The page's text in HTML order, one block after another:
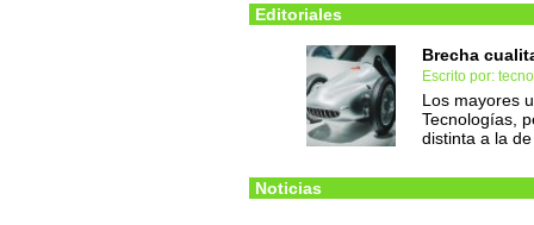
Editoriales
Brecha
Escrito por:
Los mayores
Tecnologías,
distinta a la
Noticias